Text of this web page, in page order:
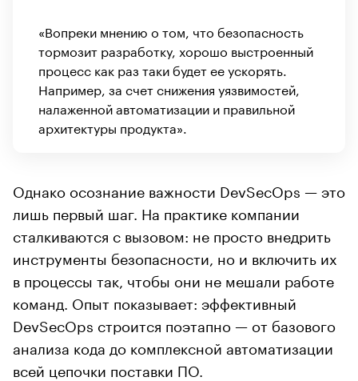
«Вопреки мнению о том, что безопасность
тормозит разработку, хорошо выстроенный
процесс как раз таки будет ее ускорять.
Например, за счет снижения уязвимостей,
налаженной автоматизации и правильной
архитектуры продукта».
Однако осознание важности DevSecOps — это
лишь первый шаг. На практике компании
сталкиваются с вызовом: не просто внедрить
инструменты безопасности, но и включить их
в процессы так, чтобы они не мешали работе
команд. Опыт показывает: эффективный
DevSecOps строится поэтапно — от базового
анализа кода до комплексной автоматизации
всей цепочки поставки ПО.